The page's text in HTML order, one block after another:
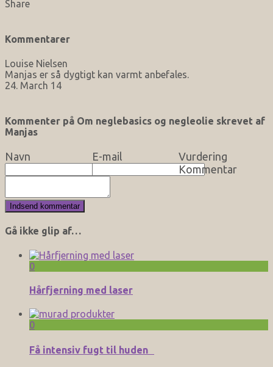
Share
Kommentarer
Louise Nielsen
Manjas er så dygtigt kan varmt anbefales.
24. March 14
Kommenter på Om neglebasics og negleolie skrevet af
Manjas
Navn E-mail
Vurdering
Kommentar
Gå ikke glip af…
0
Hårfjerning med laser
0
Få intensiv fugt til huden